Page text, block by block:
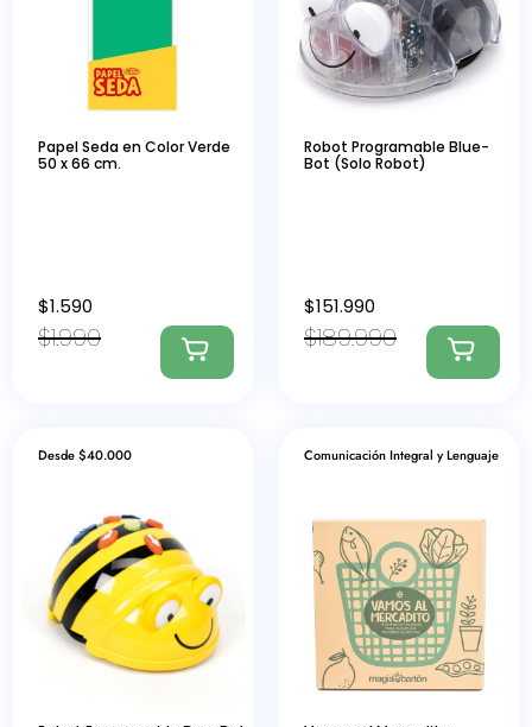
Papel Seda en Color Verde
50 x 66 cm.
$1.990
$1.590
Robot Programable Blue-
Bot (Solo Robot)
$189.990
$151.990
Desde $40.000 Comunicación Integral y Lenguaje